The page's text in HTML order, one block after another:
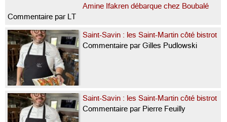
Amine Ifakren débarque chez Boubalé
Commentaire par LT
Saint-Savin : les Saint-Martin côté bistrot
Commentaire par Gilles Pudlowski
Saint-Savin : les Saint-Martin côté bistrot
Commentaire par Pierre Feuilly